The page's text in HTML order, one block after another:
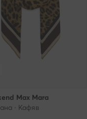
Max Mara
· Кафяв